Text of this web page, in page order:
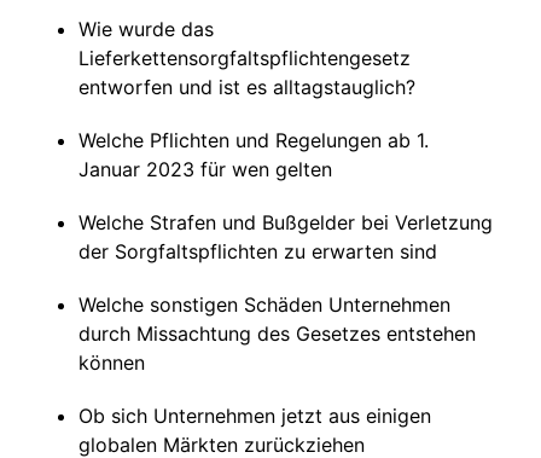
Wie wurde das
Lieferkettensorgfaltspflichtengesetz
entworfen und ist es alltagstauglich?
Welche Pflichten und Regelungen ab 1.
Januar 2023 für wen gelten
Welche Strafen und Bußgelder bei Verletzung
der Sorgfaltspflichten zu erwarten sind
Welche sonstigen Schäden Unternehmen
durch Missachtung des Gesetzes entstehen
können
Ob sich Unternehmen jetzt aus einigen
globalen Märkten zurückziehen